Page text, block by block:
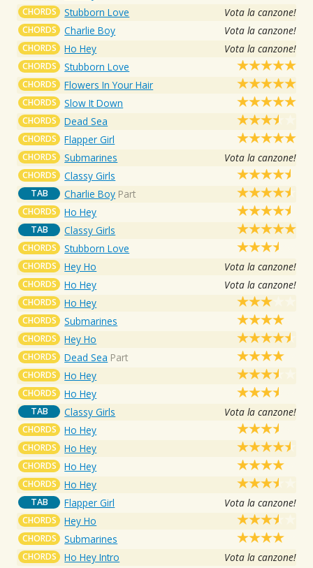
CHORDS Stubborn Love Vota la canzone!
CHORDS Charlie Boy Vota la canzone!
CHORDS Ho Hey Vota la canzone!
CHORDS Stubborn Love
CHORDS Flowers In Your Hair
CHORDS Slow It Down
CHORDS Dead Sea
CHORDS Flapper Girl
CHORDS Submarines Vota la canzone!
CHORDS Classy Girls
TAB Charlie Boy Part
CHORDS Ho Hey
TAB Classy Girls
CHORDS Stubborn Love
CHORDS Hey Ho Vota la canzone!
CHORDS Ho Hey Vota la canzone!
CHORDS Ho Hey
CHORDS Submarines
CHORDS Hey Ho
CHORDS Dead Sea Part
CHORDS Ho Hey
CHORDS Ho Hey
TAB Classy Girls Vota la canzone!
CHORDS Ho Hey
CHORDS Ho Hey
CHORDS Ho Hey
CHORDS Ho Hey
TAB Flapper Girl Vota la canzone!
CHORDS Hey Ho
CHORDS Submarines
CHORDS Ho Hey Intro Vota la canzone!